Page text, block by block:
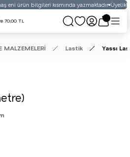
eni ürün bilgileri kısmında yazmaktadır Üyelikli
MALZEMELERİ Lastik Yassı